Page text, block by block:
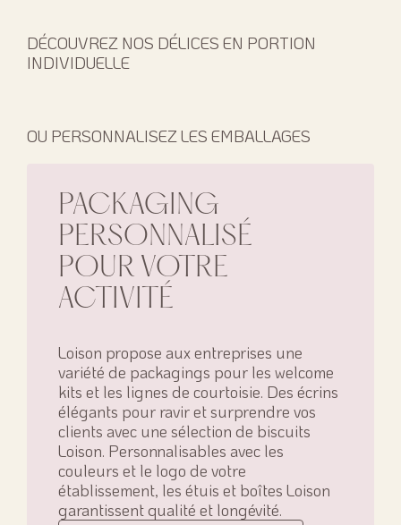
DÉCOUVREZ NOS DÉLICES EN PORTION
INDIVIDUELLE
OU PERSONNALISEZ LES EMBALLAGES
PACKAGING
PERSONNALISÉ
POUR VOTRE
ACTIVITÉ
Loison propose aux entreprises une
variété de packagings pour les welcome
kits et les lignes de courtoisie. Des écrins
élégants pour ravir et surprendre vos
clients avec une sélection de biscuits
Loison. Personnalisables avec les
couleurs et le logo de votre
établissement, les étuis et boîtes Loison
garantissent qualité et longévité.